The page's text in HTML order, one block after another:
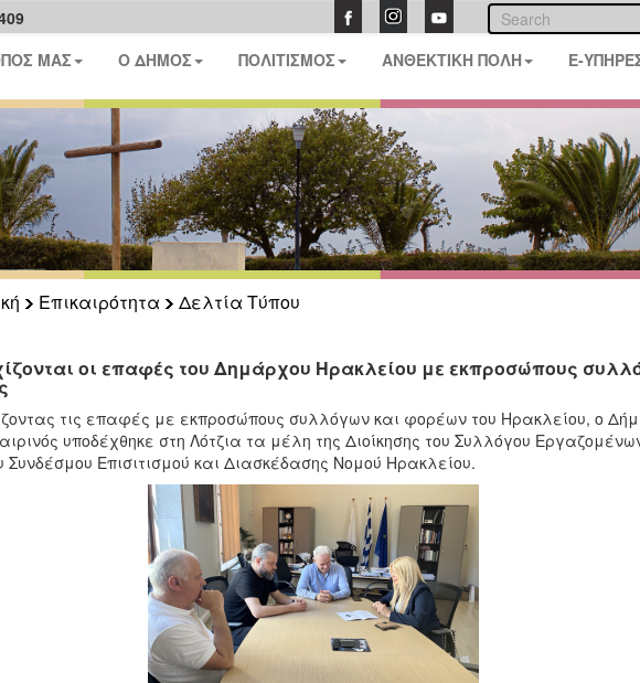
ΜΑΣ Ο ΔΗΜΟΣ ΠΟΛΙΤΙΣΜΟΣ ΑΝΘΕΚΤΙΚΗ ΠΟΛΗ E-
Επικαιρότητα
Δελτία Τύπου
οι επαφές του Δημάρχου Ηρακλείου με εκπροσώπους
τις επαφές με εκπροσώπους συλλόγων και φορέων του Ηρακλείου, ο
υποδέχθηκε στη Λότζια τα μέλη της Διοίκησης του Συλλόγου
Συνδέσμου Επισιτισμού και Διασκέδασης Νομού Ηρακλείου.